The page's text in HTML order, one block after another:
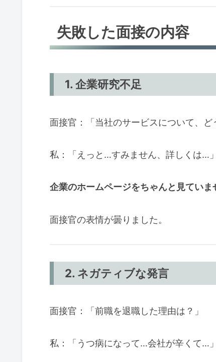
失敗した面接の内容
1. 企業研究不足
面接官：「当社のサービスについて、ど
私：「えっと…すみません、詳しくは…」
企業のホームページをちゃんと見ていま
面接官の表情が曇りました。
2. ネガティブな発言
面接官：「前職を退職した理由は？」
私：「うつ病になって…会社が辛くて…」